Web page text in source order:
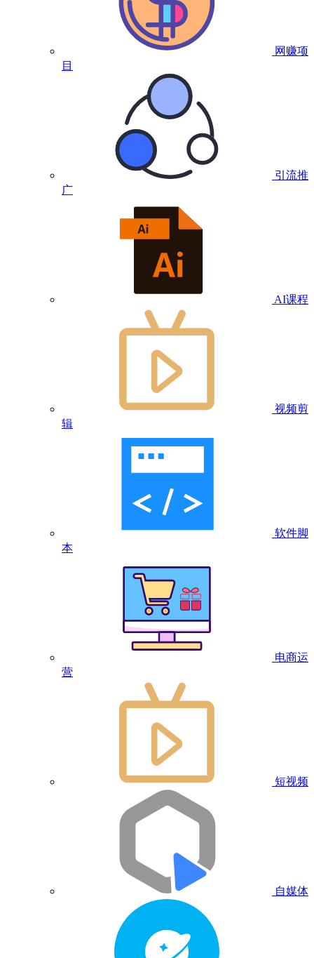
网赚项
目
引流推
广
AI课程
视频剪
辑
软件脚
本
电商运
营
短视频
自媒体